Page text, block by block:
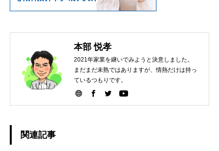
本部 悦孝
2021年家業を継いでみようと決意しました。
まだまだ未熟ではありますが、情熱だけは持っ
ているつもりです。
関連記事